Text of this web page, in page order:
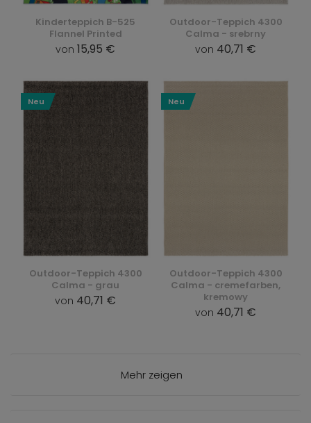
Kinderteppich B-525
Flannel Printed
von 15,95 €
Outdoor-Teppich 4300
Calma - srebrny
von 40,71 €
Outdoor-Teppich 4300
Calma - grau
von 40,71 €
Neu
Outdoor-Teppich 4300
Calma - cremefarben,
kremowy
von 40,71 €
Neu
Mehr zeigen